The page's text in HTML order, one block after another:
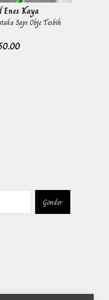
Enes Kaya
Sapı Obje Tesbih
Gönder